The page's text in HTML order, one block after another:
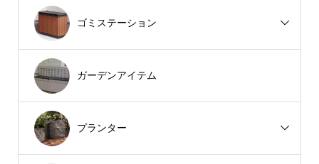
ゴミステーション
ガーデンアイテム
プランター